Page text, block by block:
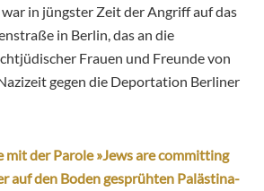
in jüngster Zeit der Angriff auf das
in Berlin, das an die
Frauen und Freunde von
gegen die Deportation Berliner
mit der Parole »Jews are committing
auf den Boden gesprühten Palästina-